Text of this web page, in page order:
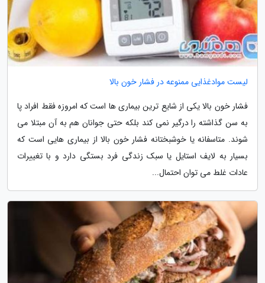
لیست موادغذایی ممنوعه در فشار خون بالا
فشار خون بالا یکی از شایع ترین بیماری ها است که امروزه فقط افراد پا
به سن گذاشته را درگیر نمی کند بلکه حتی جوانان هم به آن مبتلا می
شوند. متاسفانه یا خوشبختانه فشار خون بالا از بیماری هایی است که
بسیار به لایف استایل یا سبک زندگی فرد بستگی دارد و با تغییرات
عادات غلط می توان احتمال...